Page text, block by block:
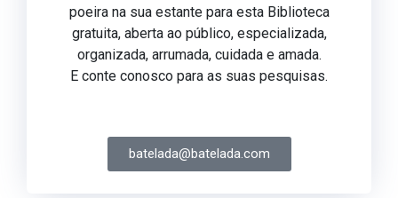
poeira na sua estante para esta Biblioteca
gratuita, aberta ao público, especializada,
organizada, arrumada, cuidada e amada.
E conte conosco para as suas pesquisas.
batelada@batelada.com